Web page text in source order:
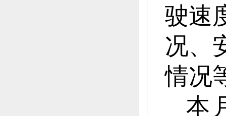
驶速
况、
情况
本